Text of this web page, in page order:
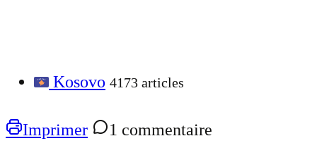
Kosovo 4173 articles
Imprimer
1 commentaire